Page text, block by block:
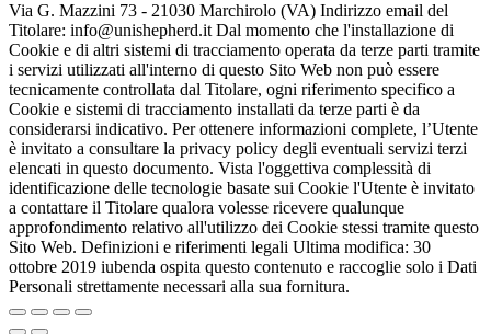
Via G. Mazzini 73 - 21030 Marchirolo (VA) Indirizzo email del
Titolare: info@unishepherd.it Dal momento che l'installazione di
Cookie e di altri sistemi di tracciamento operata da terze parti tramite
i servizi utilizzati all'interno di questo Sito Web non può essere
tecnicamente controllata dal Titolare, ogni riferimento specifico a
Cookie e sistemi di tracciamento installati da terze parti è da
considerarsi indicativo. Per ottenere informazioni complete, l’Utente
è invitato a consultare la privacy policy degli eventuali servizi terzi
elencati in questo documento. Vista l'oggettiva complessità di
identificazione delle tecnologie basate sui Cookie l'Utente è invitato
a contattare il Titolare qualora volesse ricevere qualunque
approfondimento relativo all'utilizzo dei Cookie stessi tramite questo
Sito Web. Definizioni e riferimenti legali Ultima modifica: 30
ottobre 2019 iubenda ospita questo contenuto e raccoglie solo i Dati
Personali strettamente necessari alla sua fornitura.